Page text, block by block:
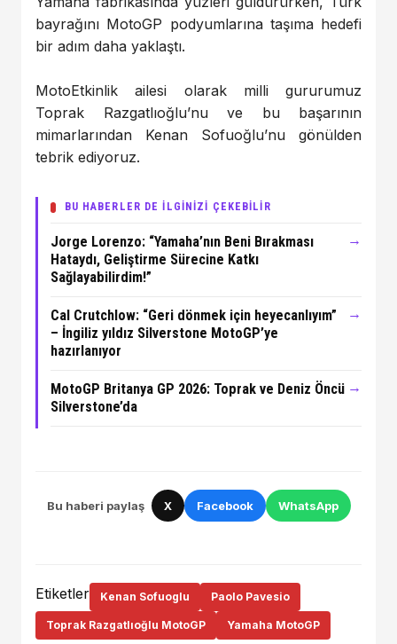
bayrağını MotoGP podyumlarına taşıma hedefi
bir adım daha yaklaştı.
MotoEtkinlik ailesi olarak milli gururumuz
Toprak Razgatlıoğlu’nu ve bu başarının
mimarlarından Kenan Sofuoğlu’nu gönülden
tebrik ediyoruz.
BU HABERLER DE İLGİNİZİ ÇEKEBİLİR
Jorge Lorenzo: “Yamaha’nın Beni Bırakması
Hataydı, Geliştirme Sürecine Katkı
Sağlayabilirdim!”
→
Cal Crutchlow: “Geri dönmek için heyecanlıyım”
– İngiliz yıldız Silverstone MotoGP’ye
hazırlanıyor
→
MotoGP Britanya GP 2026: Toprak ve Deniz Öncü
Silverstone’da
→
Bu haberi paylaş X Facebook WhatsApp
Etiketler Kenan Sofuoglu Paolo Pavesio
Toprak Razgatlıoğlu MotoGP Yamaha MotoGP